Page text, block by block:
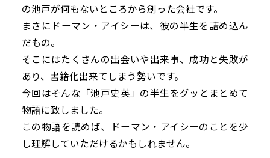
の池戸が何もないところから創った会社です。
まさにドーマン・アイシーは、彼の半生を詰め込ん
だもの。
そこにはたくさんの出会いや出来事、成功と失敗が
あり、書籍化出来てしまう勢いです。
今回はそんな「池戸史英」の半生をグッとまとめて
物語に致しました。
この物語を読めば、ドーマン・アイシーのことを少
し理解していただけるかもしれません。